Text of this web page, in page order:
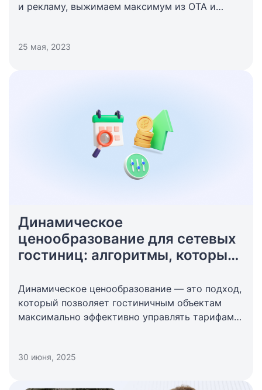
и рекламу, выжимаем максимум из ОТА и
25 мая, 2023
Динамическое
ценообразование для сетевых
гостиниц: алгоритмы, которые
Динамическое ценообразование — это подход,
который позволяет гостиничным объектам
максимально эффективно управлять тарифами
30 июня, 2025